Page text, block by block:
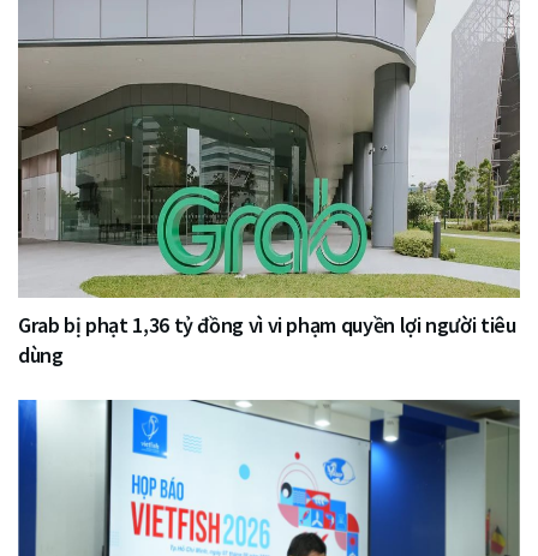
Grab bị phạt 1,36 tỷ đồng vì vi phạm quyền lợi người tiêu
dùng